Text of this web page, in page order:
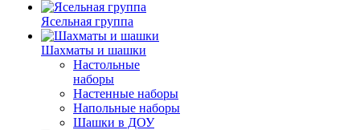
Ясельная группа
Шахматы и шашки
Настольные
наборы
Настенные наборы
Напольные наборы
Шашки в ДОУ